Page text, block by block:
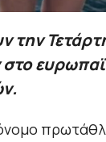
την
στο